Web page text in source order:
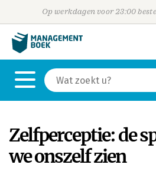
Op werkdagen voor 23:00
Zelfperceptie: de
we onszelf zien